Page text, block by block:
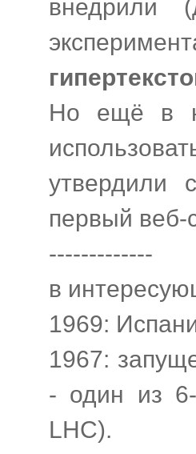
внедрили
Но ещё в
утвердили
первый веб-
-------------
в
1969:
1967:
- один из 6-
LHC).